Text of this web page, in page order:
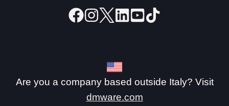
Are you a company based outside Italy? Visit
dmware.com